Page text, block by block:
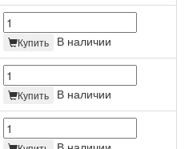
Купить
В наличии
Купить
В наличии